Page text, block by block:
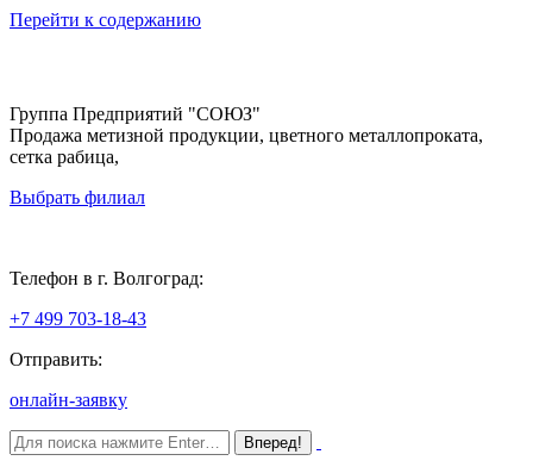
Перейти к содержанию
Группа Предприятий "СОЮЗ"
Продажа метизной продукции, цветного металлопроката,
сетка рабица,
Выбрать филиал
Телефон в г. Волгоград:
+7 499 703-18-43
Отправить:
онлайн-заявку